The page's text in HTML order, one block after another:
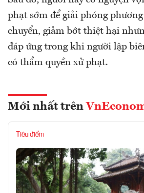
phạt sớm để giải phóng
chuyển, giảm bớt thiệt hại
đáp ứng trong khi người lập
có thẩm quyền xử phạt.
Mới nhất trên
Tiêu điểm